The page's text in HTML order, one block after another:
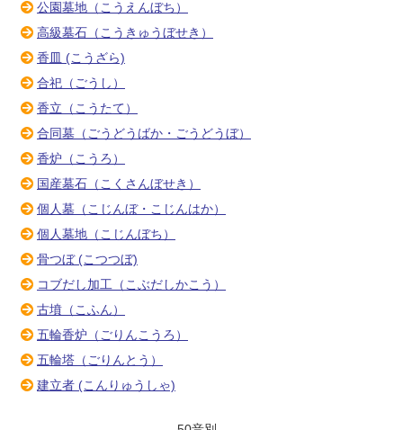
公園墓地（こうえんぼち）
高級墓石（こうきゅうぼせき）
香皿 (こうざら)
合祀（ごうし）
香立（こうたて）
合同墓（ごうどうばか・ごうどうぼ）
香炉（こうろ）
国産墓石（こくさんぼせき）
個人墓（こじんぼ・こじんはか）
個人墓地（こじんぼち）
骨つぼ (こつつぼ)
コブだし加工（こぶだしかこう）
古墳（こふん）
五輪香炉（ごりんこうろ）
五輪塔（ごりんとう）
建立者 (こんりゅうしゃ)